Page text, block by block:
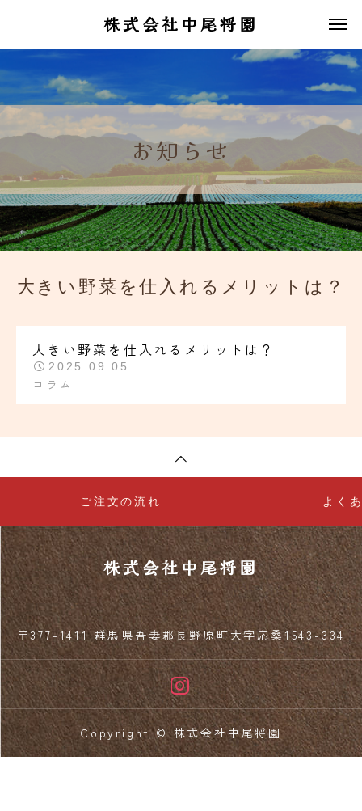
株式会社中尾将園
お知らせ
大きい野菜を仕入れるメリットは？
大きい野菜を仕入れるメリットは？
2025.09.05
コラム
ご注文の流れ よく
株式会社中尾将園
〒377-1411 群馬県吾妻郡長野原町大字応桑1543-334
Copyright © 株式会社中尾将園